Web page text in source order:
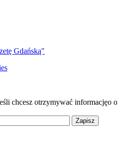
Gdańską"
chcesz otrzymywać informacjęo o
Zapisz